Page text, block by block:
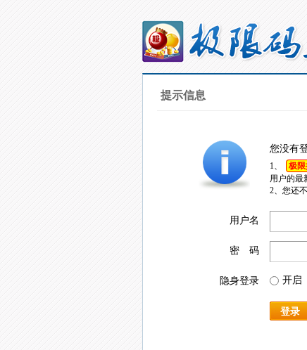
提示信息
您没有
1、 极限
用户的最
2、您还
用户名
密 码
隐身登录 开启
登录